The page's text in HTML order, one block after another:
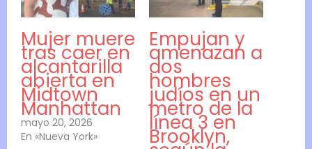
Mujer muere
tras caer en
alcantarilla
abierta en
Midtown
Manhattan
mayo 20, 2026
En «Nueva York»
Empujan y
amenazan a
dos
hombres
judíos en un
metro de la
línea 3 en
Brooklyn,